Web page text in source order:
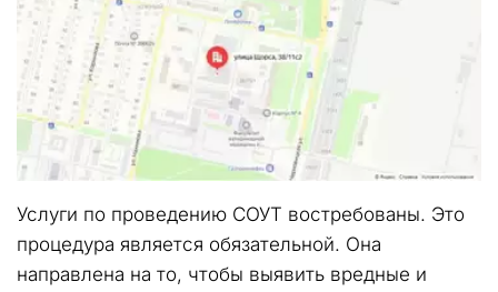
Услуги по проведению СОУТ востребованы. Это
процедура является обязательной. Она
направлена на то, чтобы выявить вредные и